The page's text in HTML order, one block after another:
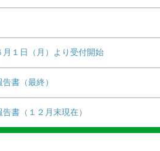
１日（月）より受付開始
書（最終）
書（１２月末現在）